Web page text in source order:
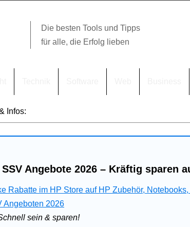
Die besten Tools und Tipps
für alle, die Erfolg lieben
Infos:
SSV Angebote 2026 – Kräftig sparen
Rabatte im HP Store auf HP Zubehör,
Angeboten 2026
sein & sparen!